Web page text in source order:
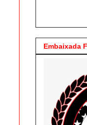
Embaixada